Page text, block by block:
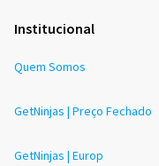
Institucional
Quem Somos
GetNinjas | Preço Fechado
GetNinjas | Europ